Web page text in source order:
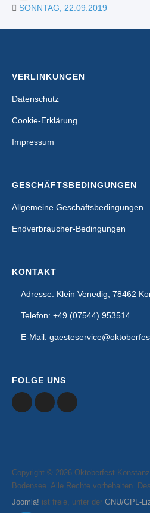
SONNTAG, 22.09.2019
VERLINKUNGEN
Datenschutz
Cookie-Erklärung
Impressum
GESCHÄFTSBEDINGUNGEN
Allgemeine Geschäftsbedingungen
Endverbraucher-Bedingungen
KONTAKT
Adresse: Klein Venedig, 78462
Telefon: +49 (07544) 953514
E-Mail:
FOLGE UNS
Copyright © 2026 Oktoberfest
Bodensee. Alle Rechte vorbehalten.
Joomla! ist freie, unter der GNU/GPL-